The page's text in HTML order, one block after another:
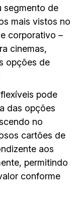
segmento de
mais vistos no
corporativo –
cinemas,
opções de
pode
das opções
no
cartões de
aos
permitindo
conforme